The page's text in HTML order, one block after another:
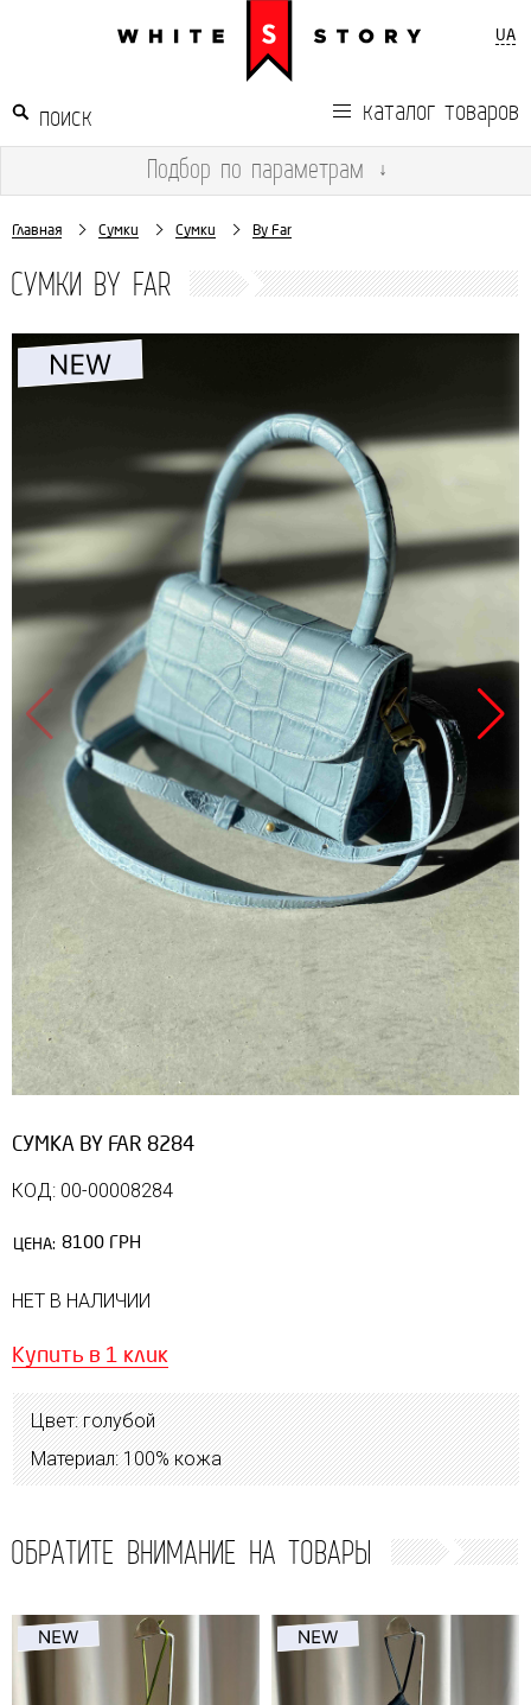
UA
каталог товаров
Подбор по параметрам ↓
Главная Сумки Сумки By Far
СУМКИ BY FAR
Продано
СУМКА BY FAR 8284
КОД: 00-00008284
ЦЕНА: 8100 ГРН
НЕТ В НАЛИЧИИ
Купить в 1 клик
Цвет: голубой
Материал: 100% кожа
ОБРАТИТЕ ВНИМАНИЕ НА ТОВАРЫ